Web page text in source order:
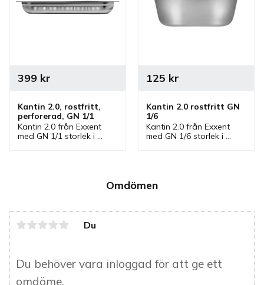
Omdömen
Du
Kantin 2.0, rostfritt,
perforerad, GN 1/1
Kantin 2.0 från Exxent
med GN 1/1 storlek i
399kr
Kantin 2.0 rostfritt GN
1/6
Kantin 2.0 från Exxent
med GN 1/6 storlek i
125 kr